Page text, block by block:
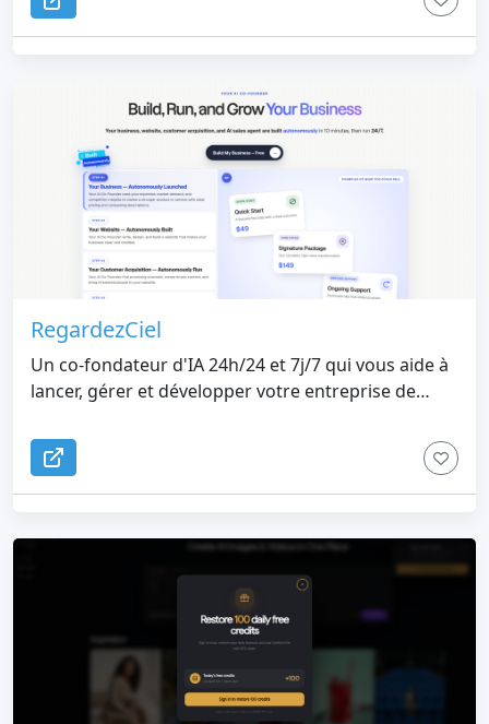
RegardezCiel
Un co-fondateur d'IA 24h/24 et 7j/7 qui vous aide à
lancer, gérer et développer votre entreprise de